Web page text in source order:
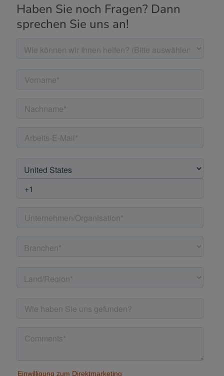
Haben Sie noch Fragen? Dann
sprechen Sie uns an!